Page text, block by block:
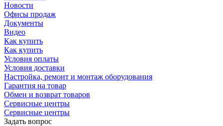
Новости
Офисы продаж
Документы
Видео
Как купить
Как купить
Условия оплаты
Условия доставки
Настройка, ремонт и монтаж оборудования
Гарантия на товар
Обмен и возврат товаров
Сервисные центры
Сервисные центры
Задать вопрос